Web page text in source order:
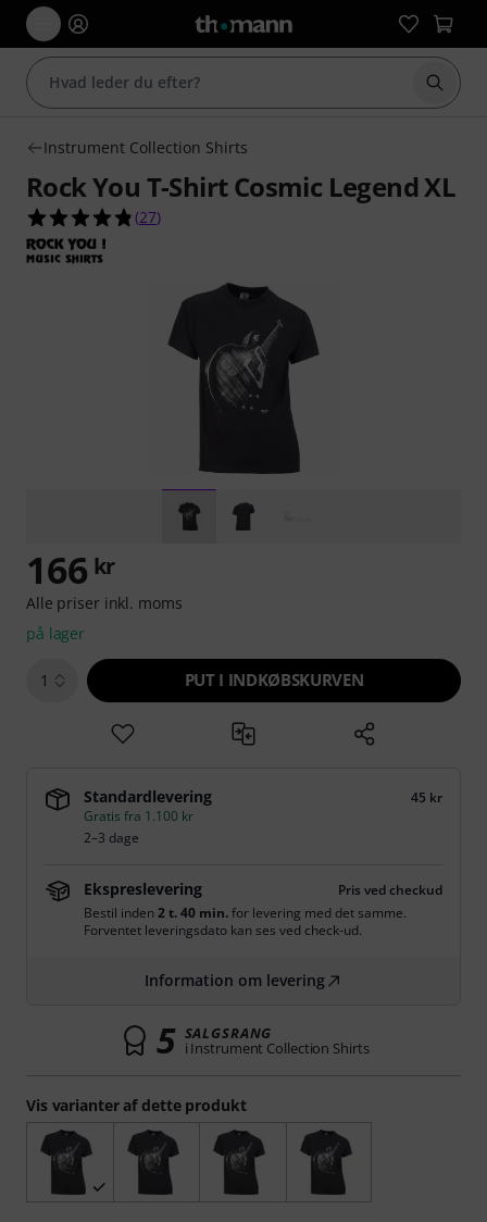
Start
Instrument Collection Shirts
Rock You T-Shirt Cosmic Legend XL
4.8 ud af 5 stjerner fra 27 kundebedømmelser
(27)
Vis varianter af dette produkt
166 kr
Alle priser inkl. moms
på lager
1 PUT I INDKØBSKURVEN
Standardlevering
45 kr
Gratis fra 1.100 kr
2–3 dage
Ekspreslevering
Pris ved checkud
Bestil inden2 t. 40 min.for levering med det samme.
Forventet leveringsdato kan ses ved check-ud.
Information om levering
5 SALGSRANG
i Instrument Collection Shirts